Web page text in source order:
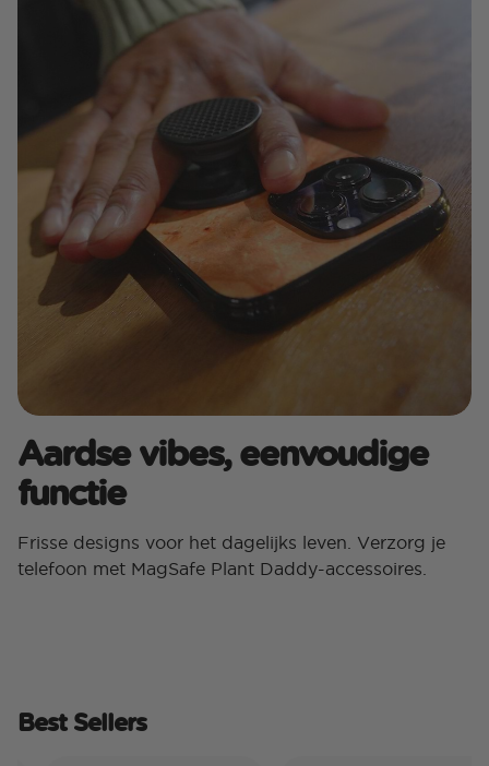
Aardse vibes, eenvoudige
functie
Frisse designs voor het dagelijks leven. Verzorg je
telefoon met MagSafe Plant Daddy-accessoires.
Best Sellers